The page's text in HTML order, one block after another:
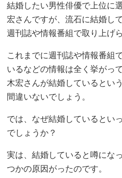
結婚したい男性俳優で上位に
宏さんですが、流石に結婚し
週刊誌や情報番組で取り上げ
これまでに週刊誌や情報番組
いるなどの情報は全く挙がっ
木宏さんが結婚しているとい
間違いないでしょう。
では、なぜ結婚しているとい
でしょうか？
実は、結婚していると噂にな
つかの原因がったのです。